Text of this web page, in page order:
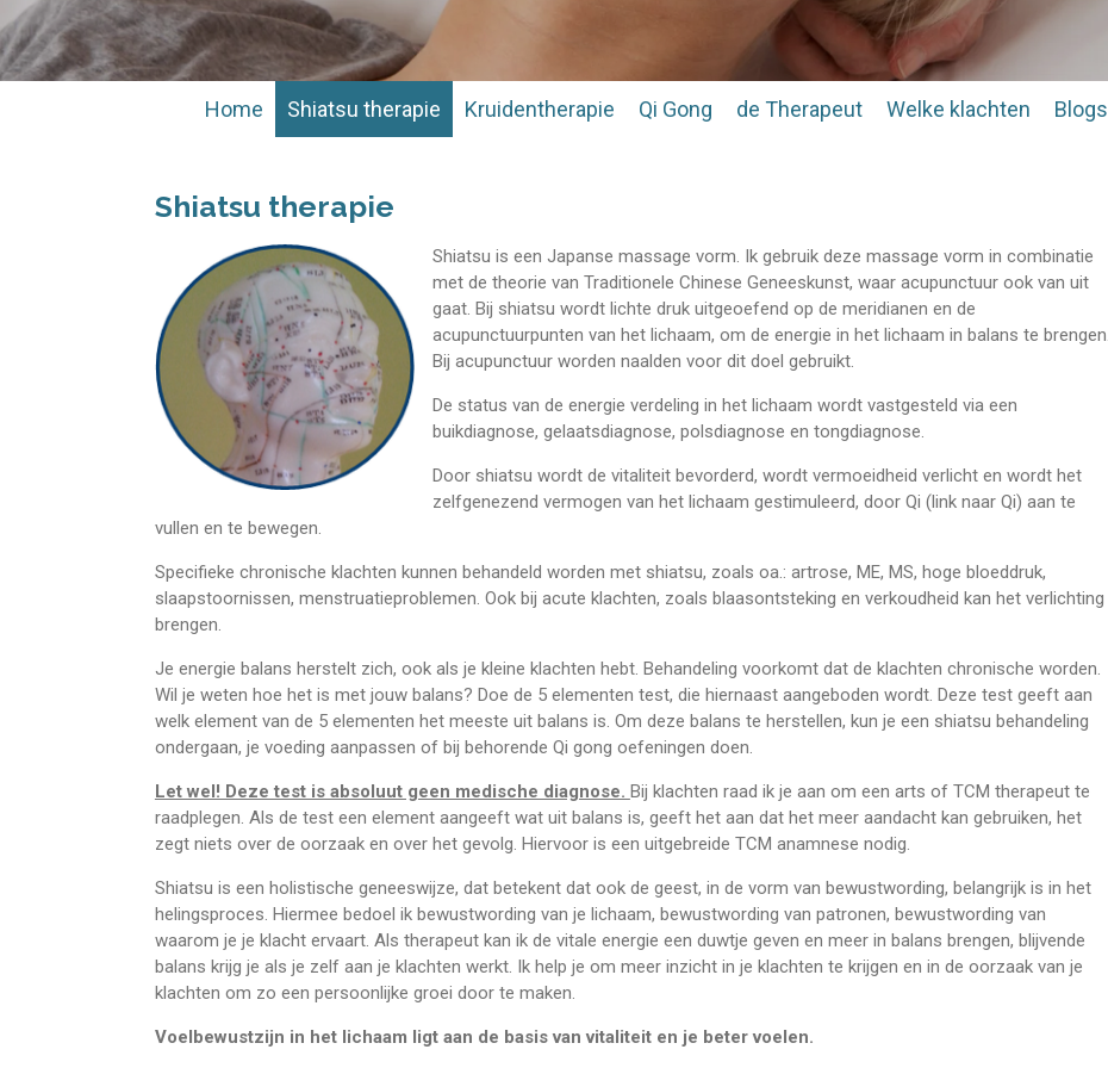
Home Shiatsu therapie Kruidentherapie Qi Gong de Therapeut Welke klachten Blogs
Shiatsu therapie
Shiatsu is een Japanse massage vorm. Ik gebruik deze massage vorm in combinatie
met de theorie van Traditionele Chinese Geneeskunst, waar acupunctuur ook van uit
gaat. Bij shiatsu wordt lichte druk uitgeoefend op de meridianen en de
acupunctuurpunten van het lichaam, om de energie in het lichaam in balans te brengen.
Bij acupunctuur worden naalden voor dit doel gebruikt.
De status van de energie verdeling in het lichaam wordt vastgesteld via een
buikdiagnose, gelaatsdiagnose, polsdiagnose en tongdiagnose.
Door shiatsu wordt de vitaliteit bevorderd, wordt vermoeidheid verlicht en wordt het
zelfgenezend vermogen van het lichaam gestimuleerd, door Qi (link naar Qi) aan te
vullen en te bewegen.
Specifieke chronische klachten kunnen behandeld worden met shiatsu, zoals oa.: artrose, ME, MS, hoge bloeddruk,
slaapstoornissen, menstruatieproblemen. Ook bij acute klachten, zoals blaasontsteking en verkoudheid kan het verlichting
brengen.
Je energie balans herstelt zich, ook als je kleine klachten hebt. Behandeling voorkomt dat de klachten chronische worden.
Wil je weten hoe het is met jouw balans? Doe de 5 elementen test, die hiernaast aangeboden wordt. Deze test geeft aan
welk element van de 5 elementen het meeste uit balans is. Om deze balans te herstellen, kun je een shiatsu behandeling
ondergaan, je voeding aanpassen of bij behorende Qi gong oefeningen doen.
Let wel! Deze test is absoluut geen medische diagnose. Bij klachten raad ik je aan om een arts of TCM therapeut te
raadplegen. Als de test een element aangeeft wat uit balans is, geeft het aan dat het meer aandacht kan gebruiken, het
zegt niets over de oorzaak en over het gevolg. Hiervoor is een uitgebreide TCM anamnese nodig.
Shiatsu is een holistische geneeswijze, dat betekent dat ook de geest, in de vorm van bewustwording, belangrijk is in het
helingsproces. Hiermee bedoel ik bewustwording van je lichaam, bewustwording van patronen, bewustwording van
waarom je je klacht ervaart. Als therapeut kan ik de vitale energie een duwtje geven en meer in balans brengen, blijvende
balans krijg je als je zelf aan je klachten werkt. Ik help je om meer inzicht in je klachten te krijgen en in de oorzaak van je
klachten om zo een persoonlijke groei door te maken.
Voelbewustzijn in het lichaam ligt aan de basis van vitaliteit en je beter voelen.